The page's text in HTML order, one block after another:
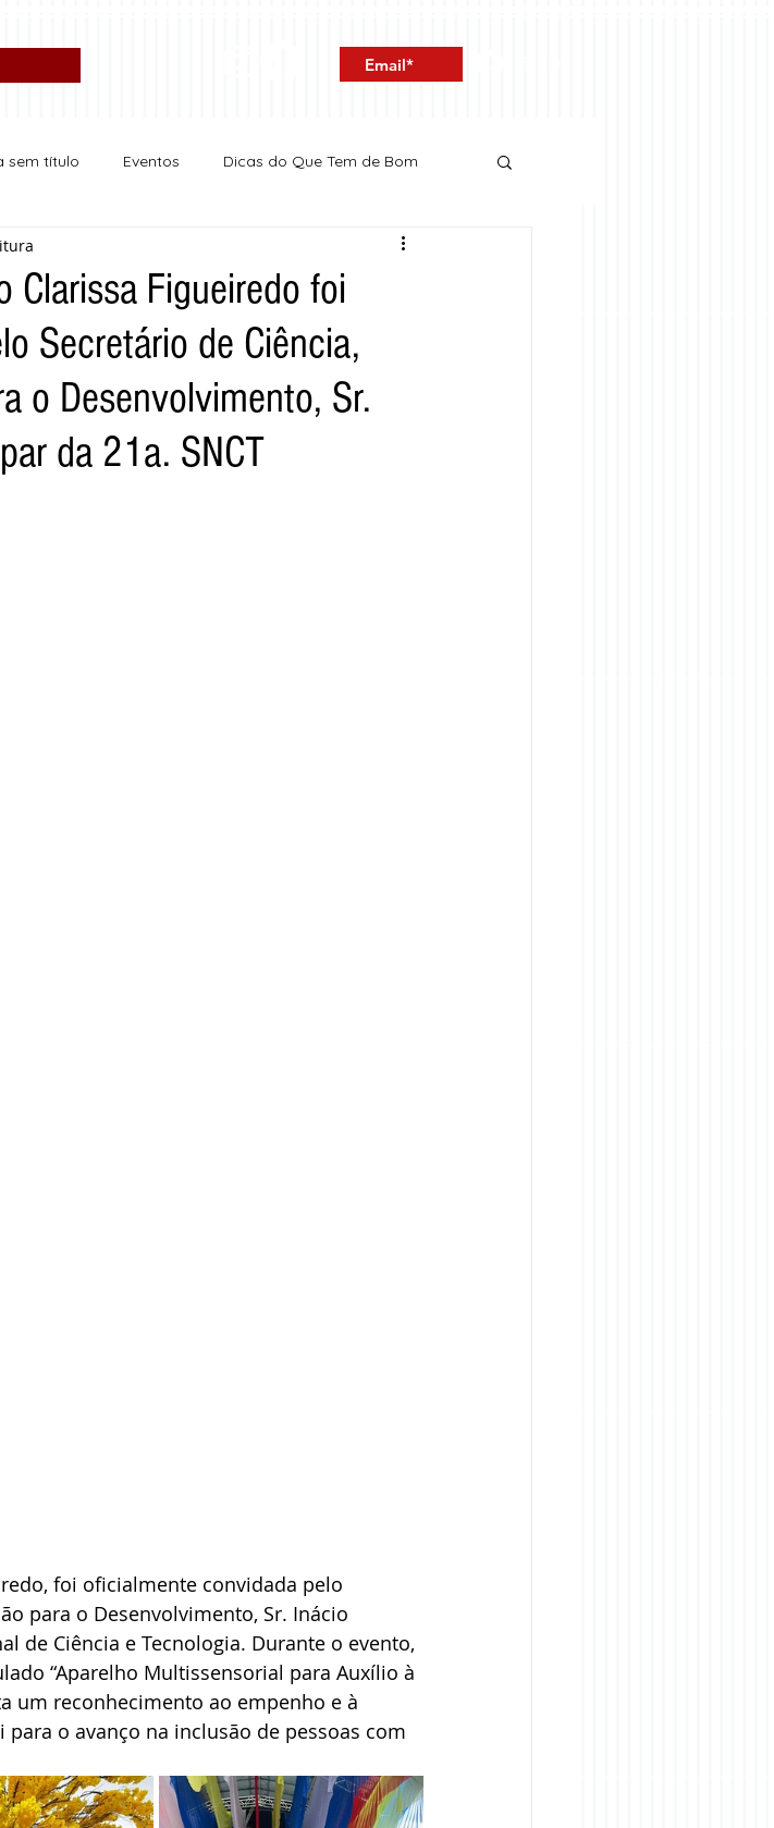
sem título Eventos Dicas do Que Tem de Bom
Clarissa Figueiredo foi
Secretário de Ciência,
o Desenvolvimento, Sr.
da 21a. SNCT
foi oficialmente convidada pelo
para o Desenvolvimento, Sr. Inácio
de Ciência e Tecnologia. Durante o evento,
“Aparelho Multissensorial para Auxílio à
um reconhecimento ao empenho e à
o avanço na inclusão de pessoas com